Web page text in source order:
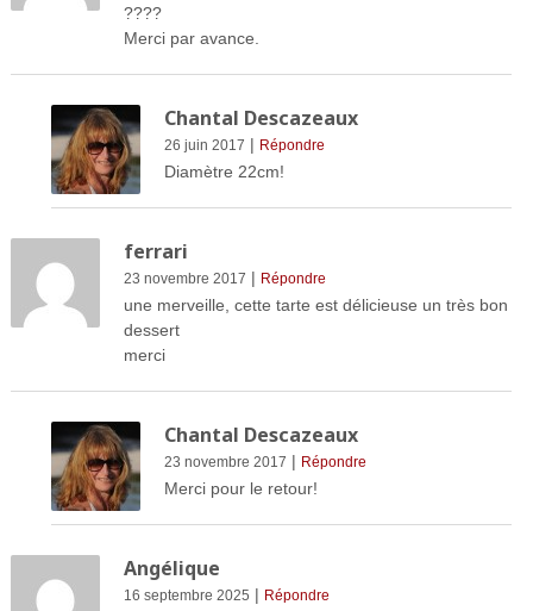
????
Merci par avance.
Chantal Descazeaux
26 juin 2017 | Répondre
Diamètre 22cm!
ferrari
23 novembre 2017 | Répondre
une merveille, cette tarte est délicieuse un très bon
dessert
merci
Chantal Descazeaux
23 novembre 2017 | Répondre
Merci pour le retour!
Angélique
16 septembre 2025 | Répondre